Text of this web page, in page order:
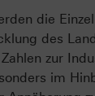
die
des
zur
im